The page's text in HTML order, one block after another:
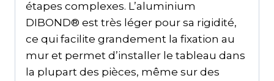
étapes complexes. L’aluminium
DIBOND® est très léger pour sa rigidité,
ce qui facilite grandement la fixation au
mur et permet d’installer le tableau dans
la plupart des pièces, même sur des